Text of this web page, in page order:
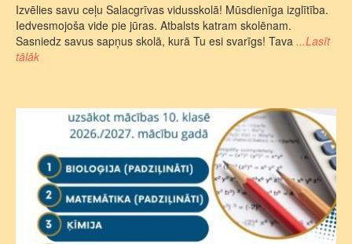
Izvēlies savu ceļu Salacgrīvas vidusskolā! Mūsdienīga izglītība.
Iedvesmojoša vide pie jūras. Atbalsts katram skolēnam.
Sasniedz savus sapņus skolā, kurā Tu esi svarīgs! Tava ...Lasīt
tālāk